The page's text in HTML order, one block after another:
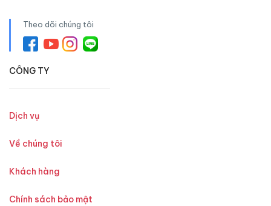
Theo dõi chúng tôi
CÔNG TY
Dịch vụ
Về chúng tôi
Khách hàng
Chính sách bảo mật